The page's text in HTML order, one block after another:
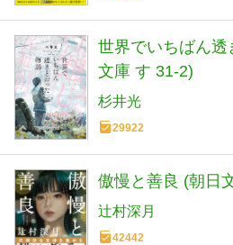
世界でいちばん
文庫 す 31-2)
杉井光
29922
傲慢と善良 (朝日
辻村深月
42442